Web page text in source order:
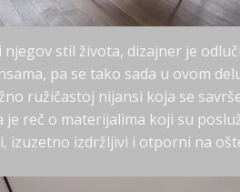
stil života, dizajner je
pa se tako sada u ovom
ružičastoj nijansi koja se
je reč o materijalima koji su
izuzetno izdržljivi i otporni na